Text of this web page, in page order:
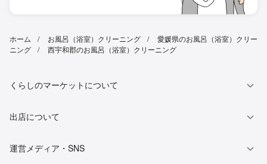
ホーム お風呂（浴室）クリーニング
愛媛県のお風呂（浴室）クリー
ニング
西宇和郡のお風呂（浴室）クリーニング
くらしのマーケットについて
出店について
運営メディア・SNS